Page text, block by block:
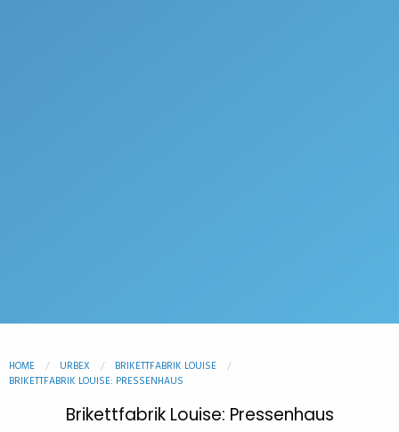
HOME URBEX
BRIKETTFABRIK LOUISE
BRIKETTFABRIK LOUISE: PRESSENHAUS
Brikettfabrik Louise: Pressenhaus